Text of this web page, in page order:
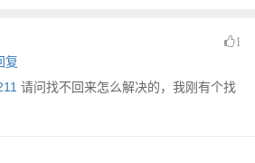
1
复
请问找不回来怎么解决的，我刚有个找